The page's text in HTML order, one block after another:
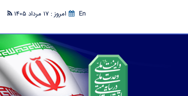
En امروز : 17 مرداد 1405